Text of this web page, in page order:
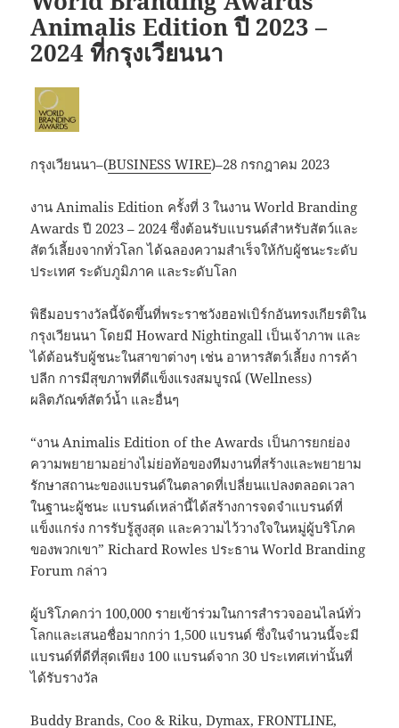
Animalis Edition ปี 2023 –
2024 ที่กรุงเวียนนา
กรุงเวียนนา–(BUSINESS WIRE)–28 กรกฎาคม 2023
งาน Animalis Edition ครั้งที่ 3 ในงาน World Branding
Awards ปี 2023 – 2024 ซึ่งต้อนรับแบรนด์สำหรับสัตว์และ
สัตว์เลี้ยงจากทั่วโลก ได้ฉลองความสำเร็จให้กับผู้ชนะระดับ
ประเทศ ระดับภูมิภาค และระดับโลก
พิธีมอบรางวัลนี้จัดขึ้นที่พระราชวังฮอฟเบิร์กอันทรงเกียรติใน
กรุงเวียนนา โดยมี Howard Nightingall เป็นเจ้าภาพ และ
ได้ต้อนรับผู้ชนะในสาขาต่างๆ เช่น อาหารสัตว์เลี้ยง การค้า
ปลีก การมีสุขภาพที่ดีแข็งแรงสมบูรณ์ (Wellness)
ผลิตภัณฑ์สัตว์น้ำ และอื่นๆ
“งาน Animalis Edition of the Awards เป็นการยกย่อง
ความพยายามอย่างไม่ย่อท้อของทีมงานที่สร้างและพยายาม
รักษาสถานะของแบรนด์ในตลาดที่เปลี่ยนแปลงตลอดเวลา
ในฐานะผู้ชนะ แบรนด์เหล่านี้ได้สร้างการจดจำแบรนด์ที่
แข็งแกร่ง การรับรู้สูงสุด และความไว้วางใจในหมู่ผู้บริโภค
ของพวกเขา” Richard Rowles ประธาน World Branding
Forum กล่าว
ผู้บริโภคกว่า 100,000 รายเข้าร่วมในการสำรวจออนไลน์ทั่ว
โลกและเสนอชื่อมากกว่า 1,500 แบรนด์ ซึ่งในจำนวนนี้จะมี
แบรนด์ที่ดีที่สุดเพียง 100 แบรนด์จาก 30 ประเทศเท่านั้นที่
ได้รับรางวัล
Buddy Brands, Coo & Riku, Dymax, FRONTLINE,